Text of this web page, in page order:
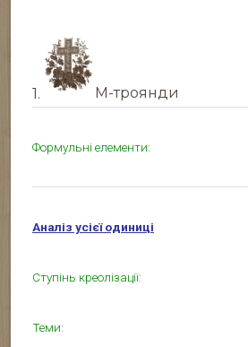
1. М-троянди
Формульні елементи:
Аналіз усієї одиниці
Ступінь креолізації:
Теми: